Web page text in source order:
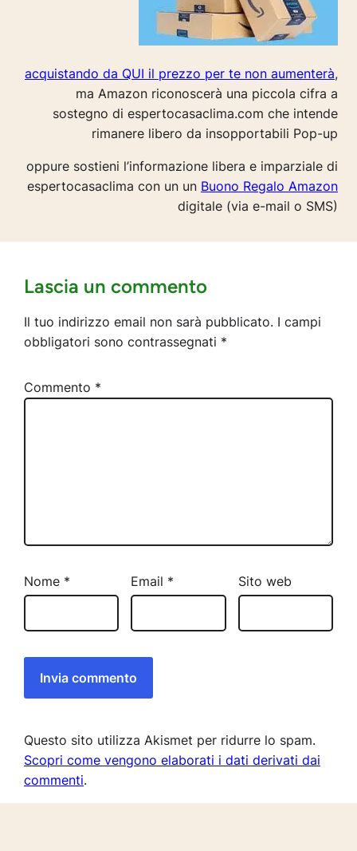
acquistando da QUI il prezzo per te non aumenterà,
ma Amazon riconoscerà una piccola cifra a
sostegno di espertocasaclima.com che intende
rimanere libero da insopportabili Pop-up
oppure sostieni l’informazione libera e imparziale di
espertocasaclima con un un Buono Regalo Amazon
digitale (via e-mail o SMS)
Lascia un commento
Il tuo indirizzo email non sarà pubblicato. I campi
obbligatori sono contrassegnati *
Commento *
Nome * Email * Sito web
Questo sito utilizza Akismet per ridurre lo spam.
Scopri come vengono elaborati i dati derivati dai
commenti.